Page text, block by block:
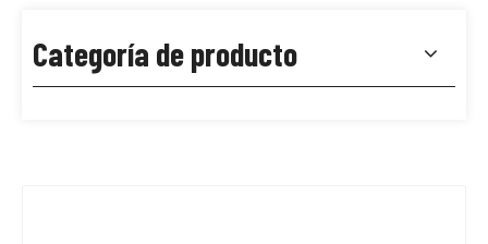
Categoría de producto